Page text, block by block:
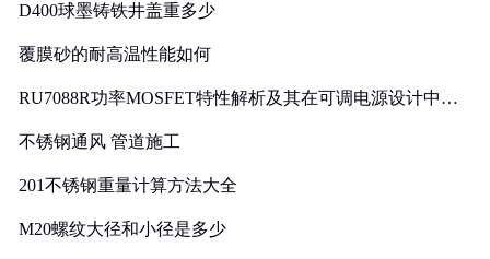
D400球墨铸铁井盖重多少
覆膜砂的耐高温性能如何
RU7088R功率MOSFET特性解析及其在可调电源设计中的
不锈钢通风 管道施工
201不锈钢重量计算方法大全
M20螺纹大径和小径是多少